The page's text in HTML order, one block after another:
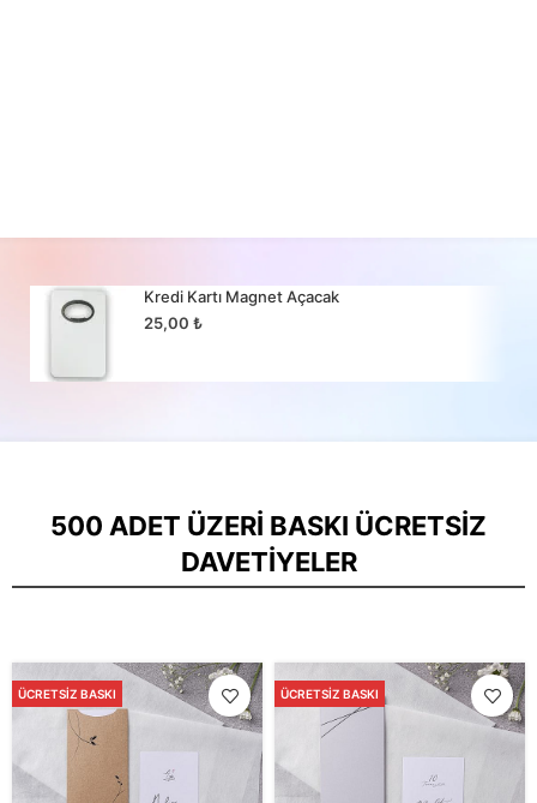
Kredi Kartı Magnet Açacak
25,00₺
500 ADET ÜZERI BASKI ÜCRETSIZ
DAVETIYELER
ÜCRETSIZ BASKI ÜCRETSIZ BASKI